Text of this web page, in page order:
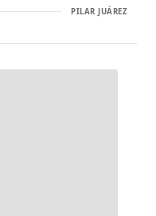
PILAR JUÁREZ